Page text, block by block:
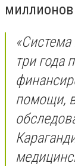
миллионов
три года
помощи,